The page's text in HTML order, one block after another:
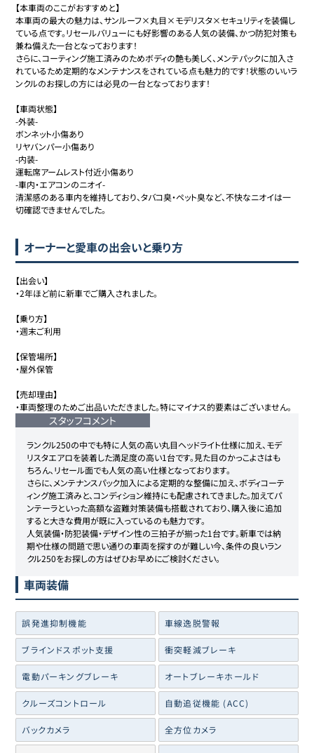
【本車両のここがおすすめと】
本車両の最大の魅力は、サンルーフ×丸目×モデリスタ×セキュリティを装備し
ている点です。リセールバリューにも好影響のある人気の装備、かつ防犯対策も
兼ね備えた一台となっております！
さらに、コーティング施工済みのためボディの艶も美しく、メンテパックに加入さ
れているため定期的なメンテナンスをされている点も魅力的です！状態のいいラ
ンクルのお探しの方には必見の一台となっております！
【車両状態】
-外装-
ボンネット小傷あり
リヤバンパー小傷あり
-内装-
運転席アームレスト付近小傷あり
-車内・エアコンのニオイ-
清潔感のある車内を維持しており、タバコ臭・ペット臭など、不快なニオイは一
切確認できませんでした。
オーナーと愛車の出会いと乗り方
【出会い】
・2年ほど前に新車でご購入されました。
【乗り方】
・週末ご利用
【保管場所】
・屋外保管
【売却理由】
・車両整理のためご出品いただきました。特にマイナス的要素はございません。
スタッフコメント
ランクル250の中でも特に人気の高い丸目ヘッドライト仕様に加え、モデ
リスタエアロを装着した満足度の高い1台です。見た目のかっこよさはも
ちろん、リセール面でも人気の高い仕様となっております。
さらに、メンテナンスパック加入による定期的な整備に加え、ボディコーテ
ィング施工済みと、コンディション維持にも配慮されてきました。加えてパ
ンテーラといった高額な盗難対策装備も搭載されており、購入後に追加
すると大きな費用が既に入っているのも魅力です。
人気装備・防犯装備・デザイン性の三拍子が揃った1台です。新車では納
期や仕様の問題で思い通りの車両を探すのが難しい今、条件の良いラン
クル250をお探しの方はぜひお早めにご検討ください。
車両装備
誤発進抑制機能 車線逸脱警報
ブラインドスポット支援 衝突軽減ブレーキ
電動パーキングブレーキ オートブレーキホールド
クルーズコントロール 自動追従機能 (ACC)
バックカメラ 全方位カメラ